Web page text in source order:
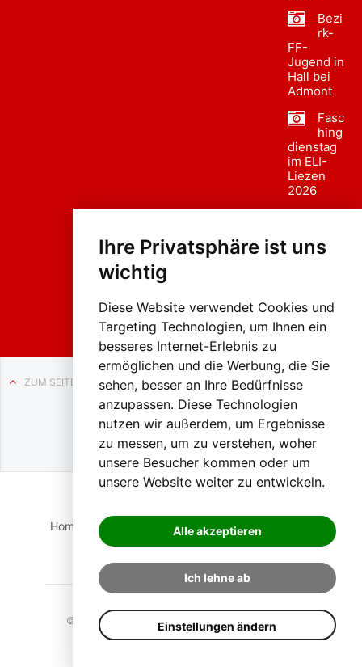
Ihre Privatsphäre ist uns
wichtig
Diese Website verwendet Cookies und
Targeting Technologien, um Ihnen ein
besseres Internet-Erlebnis zu
ermöglichen und die Werbung, die Sie
sehen, besser an Ihre Bedürfnisse
anzupassen. Diese Technologien
nutzen wir außerdem, um Ergebnisse
zu messen, um zu verstehen, woher
unsere Besucher kommen oder um
unsere Website weiter zu entwickeln.
Alle akzeptieren
Ich lehne ab
Einstellungen ändern
Bezi
rk-
FF-
Jugend in
Hall bei
Admont
Fasc
hing
dienstag
im ELI-
Liezen
2026
sumzug
Liezen
ZUM SEITENANFANG
Auf BLO24.at werben?
+43 (0)664 2226600
Home Suche Login Impressum
Datenschutz
© 2023 BLO24.at – Bezirk Liezen Online |